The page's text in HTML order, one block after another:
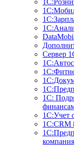
Сервер
1С:
1С:Учет
1C:CRM